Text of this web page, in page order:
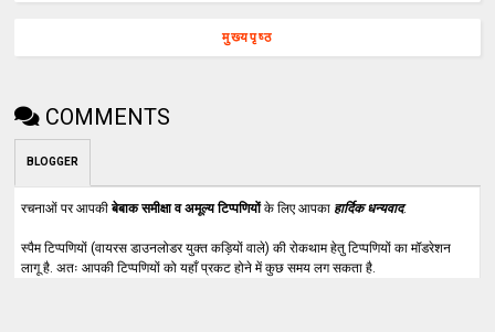
मुख्यपृष्ठ
COMMENTS
BLOGGER
रचनाओं पर आपकीबेबाक समीक्षा व अमूल्य टिप्पणियोंके लिए आपका हार्दिक धन्यवाद.
स्पैम टिप्पणियों (वायरस डाउनलोडर युक्त कड़ियों वाले) की रोकथाम हेतु टिप्पणियों का मॉडरेशन
लागू है. अतः आपकी टिप्पणियों को यहाँ प्रकट होने में कुछ समय लग सकता है.